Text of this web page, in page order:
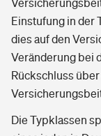
Einstufung in der
dies auf den
Veränderung bei
Rückschluss
Die Typklassen